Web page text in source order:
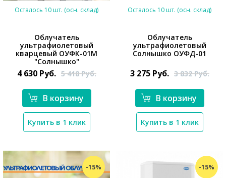
Осталось 10 шт. (осн. склад)
Облучатель
ультрафиолетовый
кварцевый ОУФК-01М
"Солнышко"
4 630 Руб. 5 418Руб.
В корзину
Купить в 1 клик
*}
Осталось 10 шт. (осн. склад)
Облучатель
ультрафиолетовый
Солнышко ОУФД-01
3 275 Руб. 3 832Руб.
В корзину
Купить в 1 клик
-15% -15%